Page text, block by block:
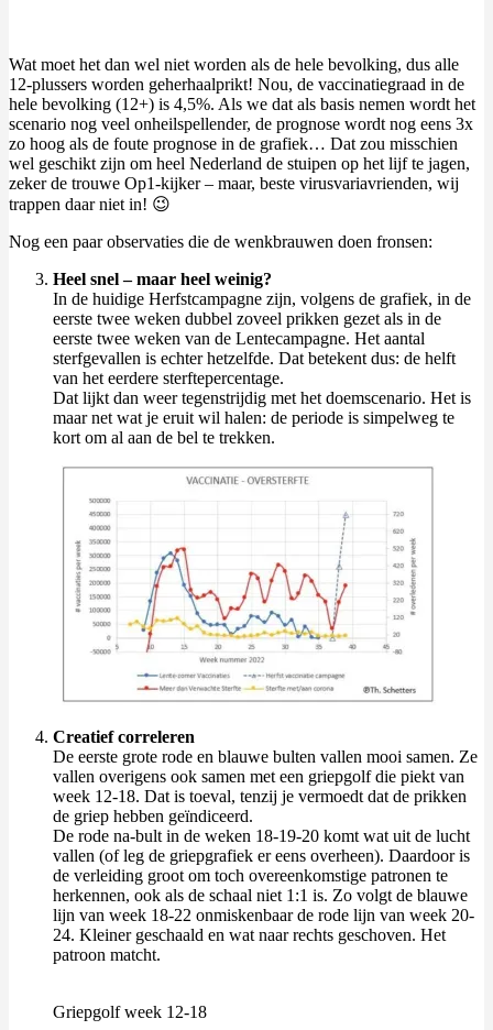
Wat moet het dan wel niet worden als de hele bevolking, dus alle
12-plussers worden geherhaalprikt! Nou, de vaccinatiegraad in de
hele bevolking (12+) is 4,5%. Als we dat als basis nemen wordt het
scenario nog veel onheilspellender, de prognose wordt nog eens 3x
zo hoog als de foute prognose in de grafiek… Dat zou misschien
wel geschikt zijn om heel Nederland de stuipen op het lijf te jagen,
zeker de trouwe Op1-kijker – maar, beste virusvariavrienden, wij
trappen daar niet in! 😉
Nog een paar observaties die de wenkbrauwen doen fronsen:
Heel snel – maar heel weinig?
In de huidige Herfstcampagne zijn, volgens de grafiek, in de
eerste twee weken dubbel zoveel prikken gezet als in de
eerste twee weken van de Lentecampagne. Het aantal
sterfgevallen is echter hetzelfde. Dat betekent dus: de helft
van het eerdere sterftepercentage.
Dat lijkt dan weer tegenstrijdig met het doemscenario. Het is
maar net wat je eruit wil halen: de periode is simpelweg te
kort om al aan de bel te trekken.
Creatief correleren
De eerste grote rode en blauwe bulten vallen mooi samen. Ze
vallen overigens ook samen met een griepgolf die piekt van
week 12-18. Dat is toeval, tenzij je vermoedt dat de prikken
de griep hebben geïndiceerd.
De rode na-bult in de weken 18-19-20 komt wat uit de lucht
vallen (of leg de griepgrafiek er eens overheen). Daardoor is
de verleiding groot om toch overeenkomstige patronen te
herkennen, ook als de schaal niet 1:1 is. Zo volgt de blauwe
lijn van week 18-22 onmiskenbaar de rode lijn van week 20-
24. Kleiner geschaald en wat naar rechts geschoven. Het
patroon matcht.
Griepgolf week 12-18